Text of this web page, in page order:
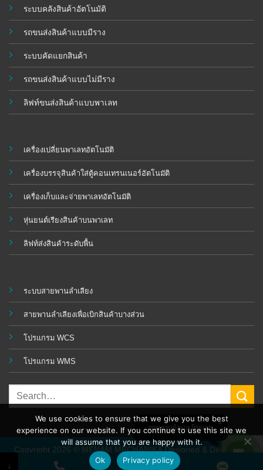
ระบบคลังสินค้าอัตโนมัติ
รถขนส่งสินค้าแบบมีราง
ระบบคัดแยกสินค้า
รถขนส่งสินค้าแบบไม่มีราง
ลิฟท์ขนส่งสินค้าแบบพาเลท
เครื่องเปลี่ยนพาเลทอัตโนมัติ
เครื่องบรรจุสินค้าใส่ตู้คอนเทรนเนอร์อัตโนมัติ
เครื่องเก็บและจ่ายพาเลทอัตโนมัติ
หุ่นยนต์เรียงสินค้าบนพาเลท
ลิฟท์ส่งสินค้าระดับพื้น
ระบบสายพานลำเลียง
สายพานลำเลียงเพื่อเบิกสินค้าบางส่วน
โปรแกรม WCS
โปรแกรม WMS
Copyright 2026 © MENAM MECHANIKA Designed & Developed
by CJ Soft Co., Ltd.
↓
We use cookies to ensure that we give you the best
experience on our website. If you continue to use this site we
will assume that you are happy with it.
Ok
Privacy policy
สอบถามข้อมูล โทรเลย